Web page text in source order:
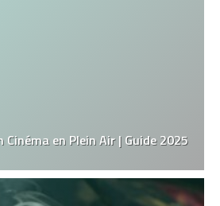
Cinéma en Plein Air | Guide 2025